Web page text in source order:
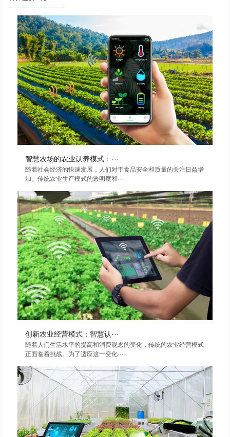
智慧农场的农业认养模式：···
随着社会经济的快速发展，人们对于食品安全和质量的关注日益增
加。传统农业生产模式的透明度和···
创新农业经营模式：智慧认···
随着人们生活水平的提高和消费观念的变化，传统的农业经营模式
正面临着挑战。为了适应这一变化···